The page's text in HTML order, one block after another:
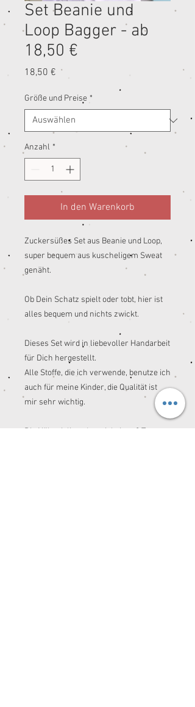
Set Beanie und
Loop Bagger - ab
18,50 €
18,50 € Preis
Größe und Preise *
Anzahl *
In den Warenkorb
Zuckersüßes Set aus Beanie und Loop,
super bequem aus kuscheligem Sweat
genäht.
Ob Dein Schatz spielt oder tobt, hier ist
alles bequem und nichts zwickt.
Dieses Set wird in liebevoller Handarbeit
für Dich hergestellt.
Alle Stoffe, die ich verwende, benutze ich
auch für meine Kinder, die Qualität ist
mir sehr wichtig.
Die Nähzeit liegt derzeit bei ca. 8 Tagen.